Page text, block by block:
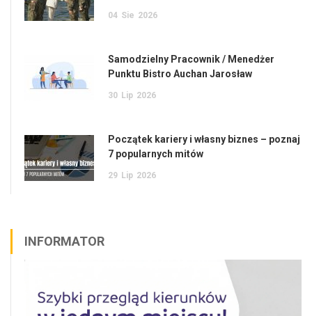
04 Sie 2026
Samodzielny Pracownik / Menedżer
Punktu Bistro Auchan Jarosław
30 Lip 2026
Początek kariery i własny biznes – poznaj
7 popularnych mitów
29 Lip 2026
INFORMATOR